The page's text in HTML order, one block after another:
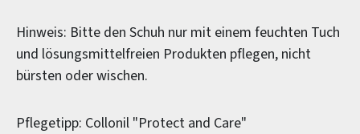
Hinweis: Bitte den Schuh nur mit einem feuchten Tuch
und lösungsmittelfreien Produkten pflegen, nicht
bürsten oder wischen.
Pflegetipp: Collonil "Protect and Care"